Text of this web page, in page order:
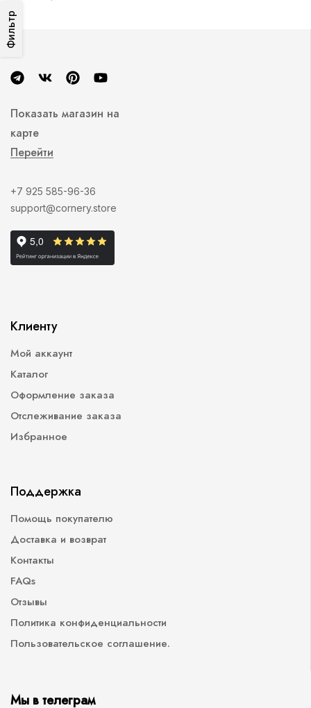
Фильтр
Показать магазин на
карте
Перейти
+7 925 585-96-36
support@cornery.store
Клиенту
Мой аккаунт
Каталог
Оформление заказа
Отслеживание заказа
Избранное
Поддержка
Помощь покупателю
Доставка и возврат
Контакты
FAQs
Отзывы
Политика конфиденциальности
Пользовательское соглашение.
Мы в телеграм